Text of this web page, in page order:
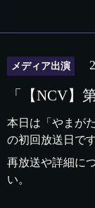
メディア出演
「【NCV】
本日は「やまが
の初回放送日で
再放送や詳細に
い。